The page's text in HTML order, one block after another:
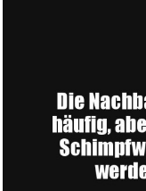
tiptoi®